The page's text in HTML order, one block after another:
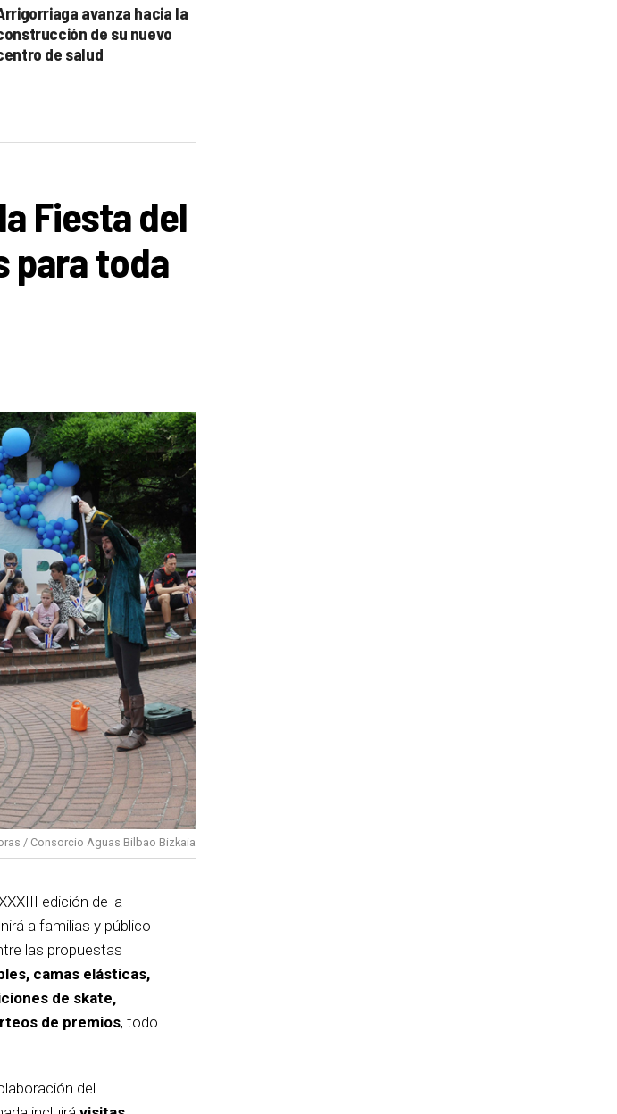
avanza hacia la
de su nuevo
de salud
Fiesta del
para toda
/ Consorcio Aguas Bilbao Bizkaia
edición de la
a familias y público
las propuestas
camas elásticas,
de skate,
de premios, todo
del